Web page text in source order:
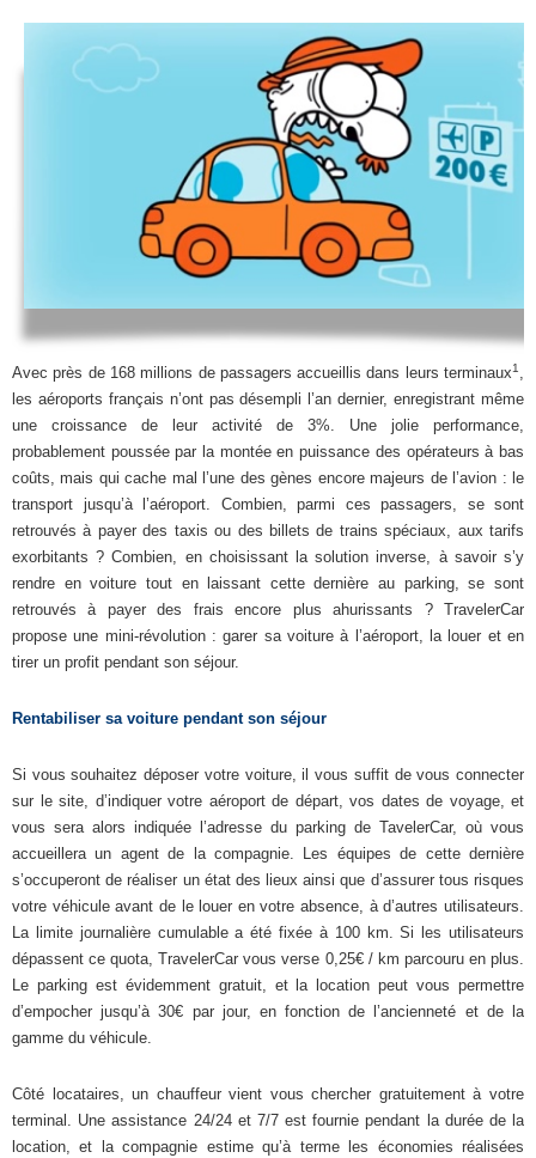
Avec près de 168 millions de passagers accueillis dans leurs terminaux1 ,
les aéroports français n’ont pas désempli l’an dernier, enregistrant même
une croissance de leur activité de 3%. Une jolie performance,
probablement poussée par la montée en puissance des opérateurs à bas
coûts, mais qui cache mal l’une des gènes encore majeurs de l’avion : le
transport jusqu’à l’aéroport. Combien, parmi ces passagers, se sont
retrouvés à payer des taxis ou des billets de trains spéciaux, aux tarifs
exorbitants ? Combien, en choisissant la solution inverse, à savoir s’y
rendre en voiture tout en laissant cette dernière au parking, se sont
retrouvés à payer des frais encore plus ahurissants ? TravelerCar
propose une mini-révolution : garer sa voiture à l’aéroport, la louer et en
tirer un profit pendant son séjour.
Rentabiliser sa voiture pendant son séjour
Si vous souhaitez déposer votre voiture, il vous suffit de vous connecter
sur le site, d’indiquer votre aéroport de départ, vos dates de voyage, et
vous sera alors indiquée l’adresse du parking de TavelerCar, où vous
accueillera un agent de la compagnie. Les équipes de cette dernière
s’occuperont de réaliser un état des lieux ainsi que d’assurer tous risques
votre véhicule avant de le louer en votre absence, à d’autres utilisateurs.
La limite journalière cumulable a été fixée à 100 km. Si les utilisateurs
dépassent ce quota, TravelerCar vous verse 0,25€ / km parcouru en plus.
Le parking est évidemment gratuit, et la location peut vous permettre
d’empocher jusqu’à 30€ par jour, en fonction de l’ancienneté et de la
gamme du véhicule.
Côté locataires, un chauffeur vient vous chercher gratuitement à votre
terminal. Une assistance 24/24 et 7/7 est fournie pendant la durée de la
location, et la compagnie estime qu’à terme les économies réalisées